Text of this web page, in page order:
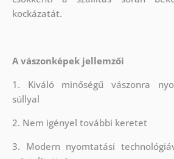
kockázatát.
A vászonképek jellemzői
1. Kiváló minőségű vászonra
súllyal
2. Nem igényel további keretet
3. Modern nyomtatási